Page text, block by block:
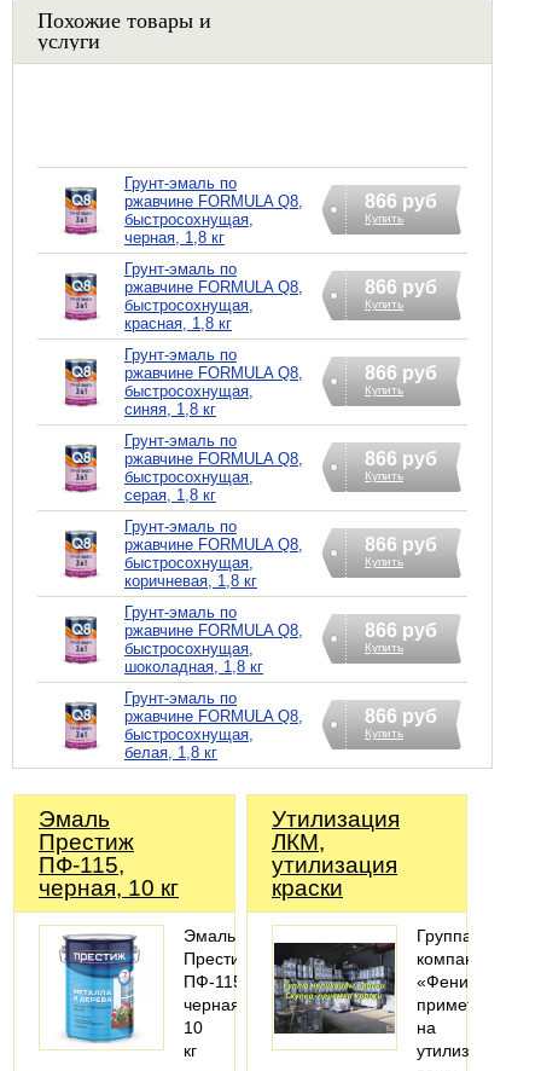
Похожие товары и
услуги
Грунт-эмаль по
ржавчине FORMULA Q8,
быстросохнущая,
черная, 1,8 кг
866 руб
Купить
Грунт-эмаль по
ржавчине FORMULA Q8,
быстросохнущая,
красная, 1,8 кг
866 руб
Купить
Грунт-эмаль по
ржавчине FORMULA Q8,
быстросохнущая,
синяя, 1,8 кг
866 руб
Купить
Грунт-эмаль по
ржавчине FORMULA Q8,
быстросохнущая,
серая, 1,8 кг
866 руб
Купить
Грунт-эмаль по
ржавчине FORMULA Q8,
быстросохнущая,
коричневая, 1,8 кг
866 руб
Купить
Грунт-эмаль по
ржавчине FORMULA Q8,
быстросохнущая,
шоколадная, 1,8 кг
866 руб
Купить
Грунт-эмаль по
ржавчине FORMULA Q8,
быстросохнущая,
белая, 1,8 кг
866 руб
Купить
Эмаль
Престиж
ПФ-115,
черная, 10 кг
Эмаль
Престиж
ПФ-115,
черная,
10
кг
Утилизация
ЛКМ,
утилизация
краски
Группа
компаний
«Феникс»
примет
на
утилизацию